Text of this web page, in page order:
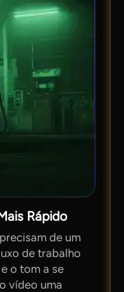
Rápido
de um
de trabalho
o tom a se
vídeo uma